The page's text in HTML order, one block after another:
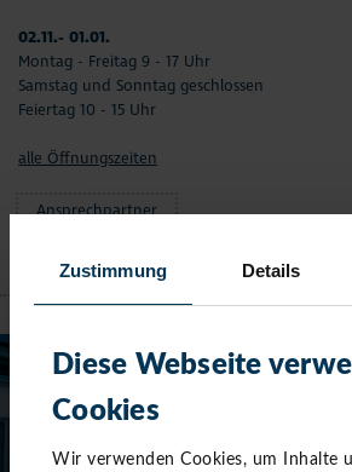
Zustimmung Details
Diese Webseite
Cookies
Wir verwenden Cookies, um Inhalte
02.11.- 01.01.
Montag - Freitag 9 - 17 Uhr
Samstag und Sonntag geschlossen
Feiertag 10 - 15 Uhr
alle Öffnungszeiten
Ansprechpartner